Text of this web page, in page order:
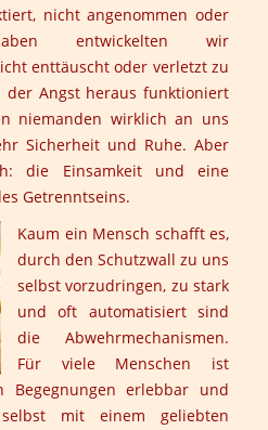
nicht angenommen oder
entwickelten wir
enttäuscht oder verletzt zu
der Angst heraus funktioniert
niemanden wirklich an uns
Sicherheit und Ruhe. Aber
die Einsamkeit und eine
Getrenntseins.
Kaum ein Mensch schafft es,
durch den Schutzwall zu uns
selbst vorzudringen, zu stark
und oft automatisiert sind
die Abwehrmechanismen.
Für viele Menschen ist
erlebbar und
mit einem geliebten